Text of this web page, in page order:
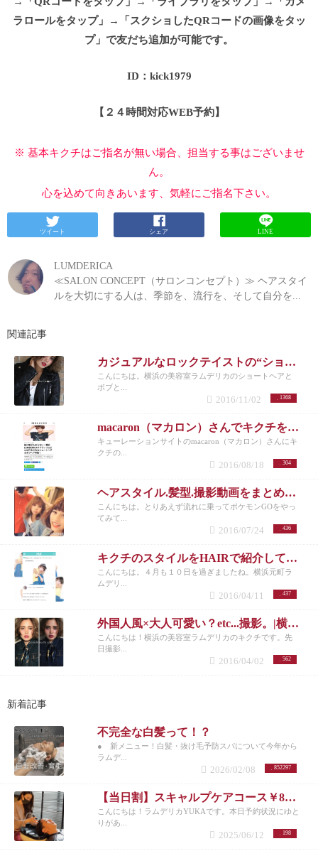
ラロールをタップ」→「スクショしたQRコードの画像をタッ
プ」で友だち追加が可能です。
ID：kick1979
【２４時間対応WEB予約】
※ 基本キクチはご指名が無い場合、担当する事はございませ
ん。
心を込めて向きあいます、気軽にご指名下さい。
ツイート シェア LINE
LUMDERICA
≪SALON CONCEPT（サロンコンセプト）≫ ヘアスタイ
ルを大切にする人は、季節を、流行を、そして自分を...
関連記事
カジュアルなロックテイストの“ショートボブの外国人風×大人可愛い”|横浜元町美容室ラムデリカ/キクチ
こんにちは。横浜の美容室ラムデリカのショートヘアと
ボブと...
1368
2016/11/02
macaron（マカロン）さんでキクチを紹介して頂きました！
キューレーションサイトのmacaron（マカロン）さんにキ
クチの...
304
2016/08/18
ヘアスタイル.髪型.撮影動画をまとめてみた|横浜元町美容室ラムデリカ/キクチ
こんにちは。とりあえず流れに乗ってポケモンGOをやっ
てみて...
436
2016/07/24
キクチのスタイルをHAIRで紹介して頂きました！|横浜元町美容室ラムデリカ/キクチ
こんにちは。４月も１０日を過ぎましたね。横浜元町ラ
ムデリ...
437
2016/04/11
外国人風×大人可愛い？etc...撮影。|横浜元町美容室ラムデリカ/キクチ
こんにちは！横浜の美容室ラムデリカのキクチです。先
日撮影...
562
2016/04/02
新着記事
不完全な白髪って！？
● 新メニュー！白髪・抜け毛予防スパについて今年から
ラムデ...
852297
2026/02/08
【当日割】スキャルプケアコース￥8200
こんにちは！ラムデリカYUKAです。本日予約状況にゆと
りがあ...
198
2025/06/12